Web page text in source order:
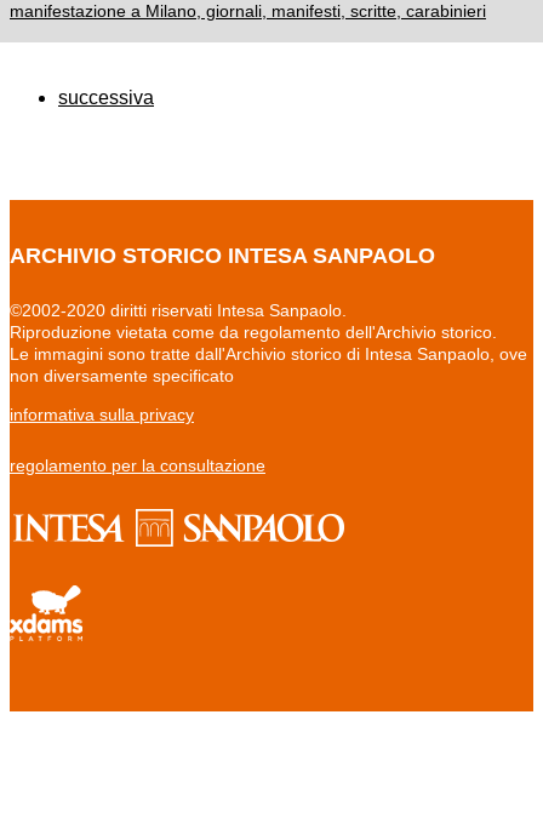
manifestazione a Milano, giornali, manifesti, scritte, carabinieri
successiva
ARCHIVIO STORICO INTESA SANPAOLO
©2002-2020 diritti riservati Intesa Sanpaolo.
Riproduzione vietata come da regolamento dell'Archivio storico.
Le immagini sono tratte dall'Archivio storico di Intesa Sanpaolo, ove
non diversamente specificato
informativa sulla privacy
regolamento per la consultazione